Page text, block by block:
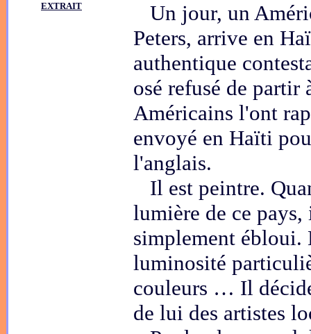
EXTRAIT
Un jour, un
Peters, arrive en
authentique
osé refusé de partir
Américains l'ont
envoyé en Haïti
l'anglais.
Il est peintre.
lumière de ce
simplement ébloui.
luminosité
couleurs … Il
de lui des artistes